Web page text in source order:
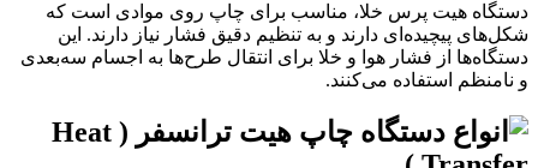
دستگاه هیت پرس خلا، مناسب برای چاپ روی موادی است که
شکل‌های پیچیده‌ای دارند و به تنظیم دقیق فشار نیاز دارند. این
دستگاه‌ها از فشار هوا و خلا برای انتقال طرح‌ها به اجسام سه‌بعدی
و نامنظم استفاده می‌کنند.